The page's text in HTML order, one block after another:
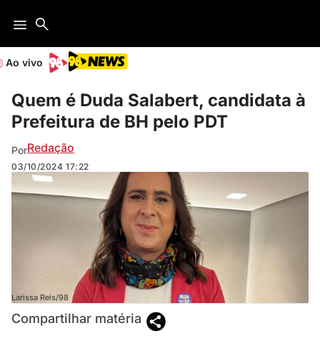
Ao vivo
Quem é Duda Salabert, candidata à
Prefeitura de BH pelo PDT
PorRedação
03/10/2024 17:22
Larissa Reis/98
Compartilhar matéria